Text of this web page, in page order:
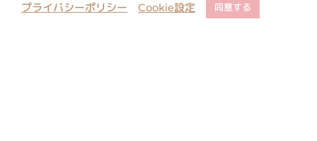
プライバシーポリシー Cookie設定 同意する